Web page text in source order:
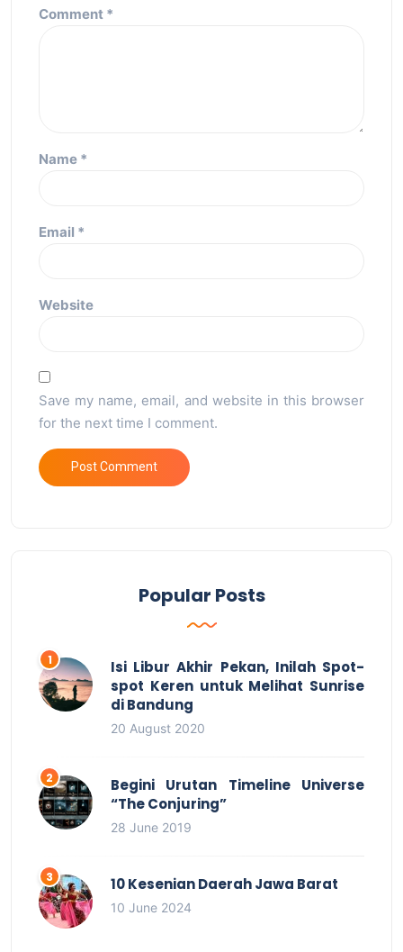
Comment *
Name *
Email *
Website
Save my name, email, and website in this browser
for the next time I comment.
Popular Posts
Isi Libur Akhir Pekan, Inilah Spot-
spot Keren untuk Melihat Sunrise
di Bandung
20 August 2020
Begini Urutan Timeline Universe
“The Conjuring”
28 June 2019
10 Kesenian Daerah Jawa Barat
10 June 2024